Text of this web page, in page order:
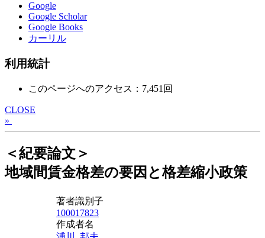
Google
Google Scholar
Google Books
カーリル
利用統計
このページへのアクセス：7,451回
CLOSE
»
＜紀要論文＞
地域間賃金格差の要因と格差縮小政策
著者識別子
100017823
作成者名